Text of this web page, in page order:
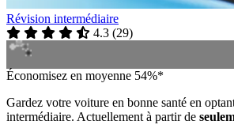
Révision intermédiaire
4.3 (29)
Économisez en moyenne 54%*
Gardez votre voiture en bonne santé en
intermédiaire. Actuellement à partir de